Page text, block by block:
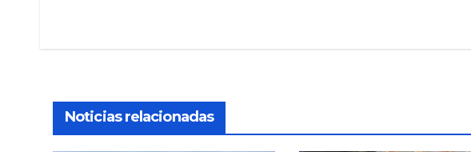
Noticias relacionadas